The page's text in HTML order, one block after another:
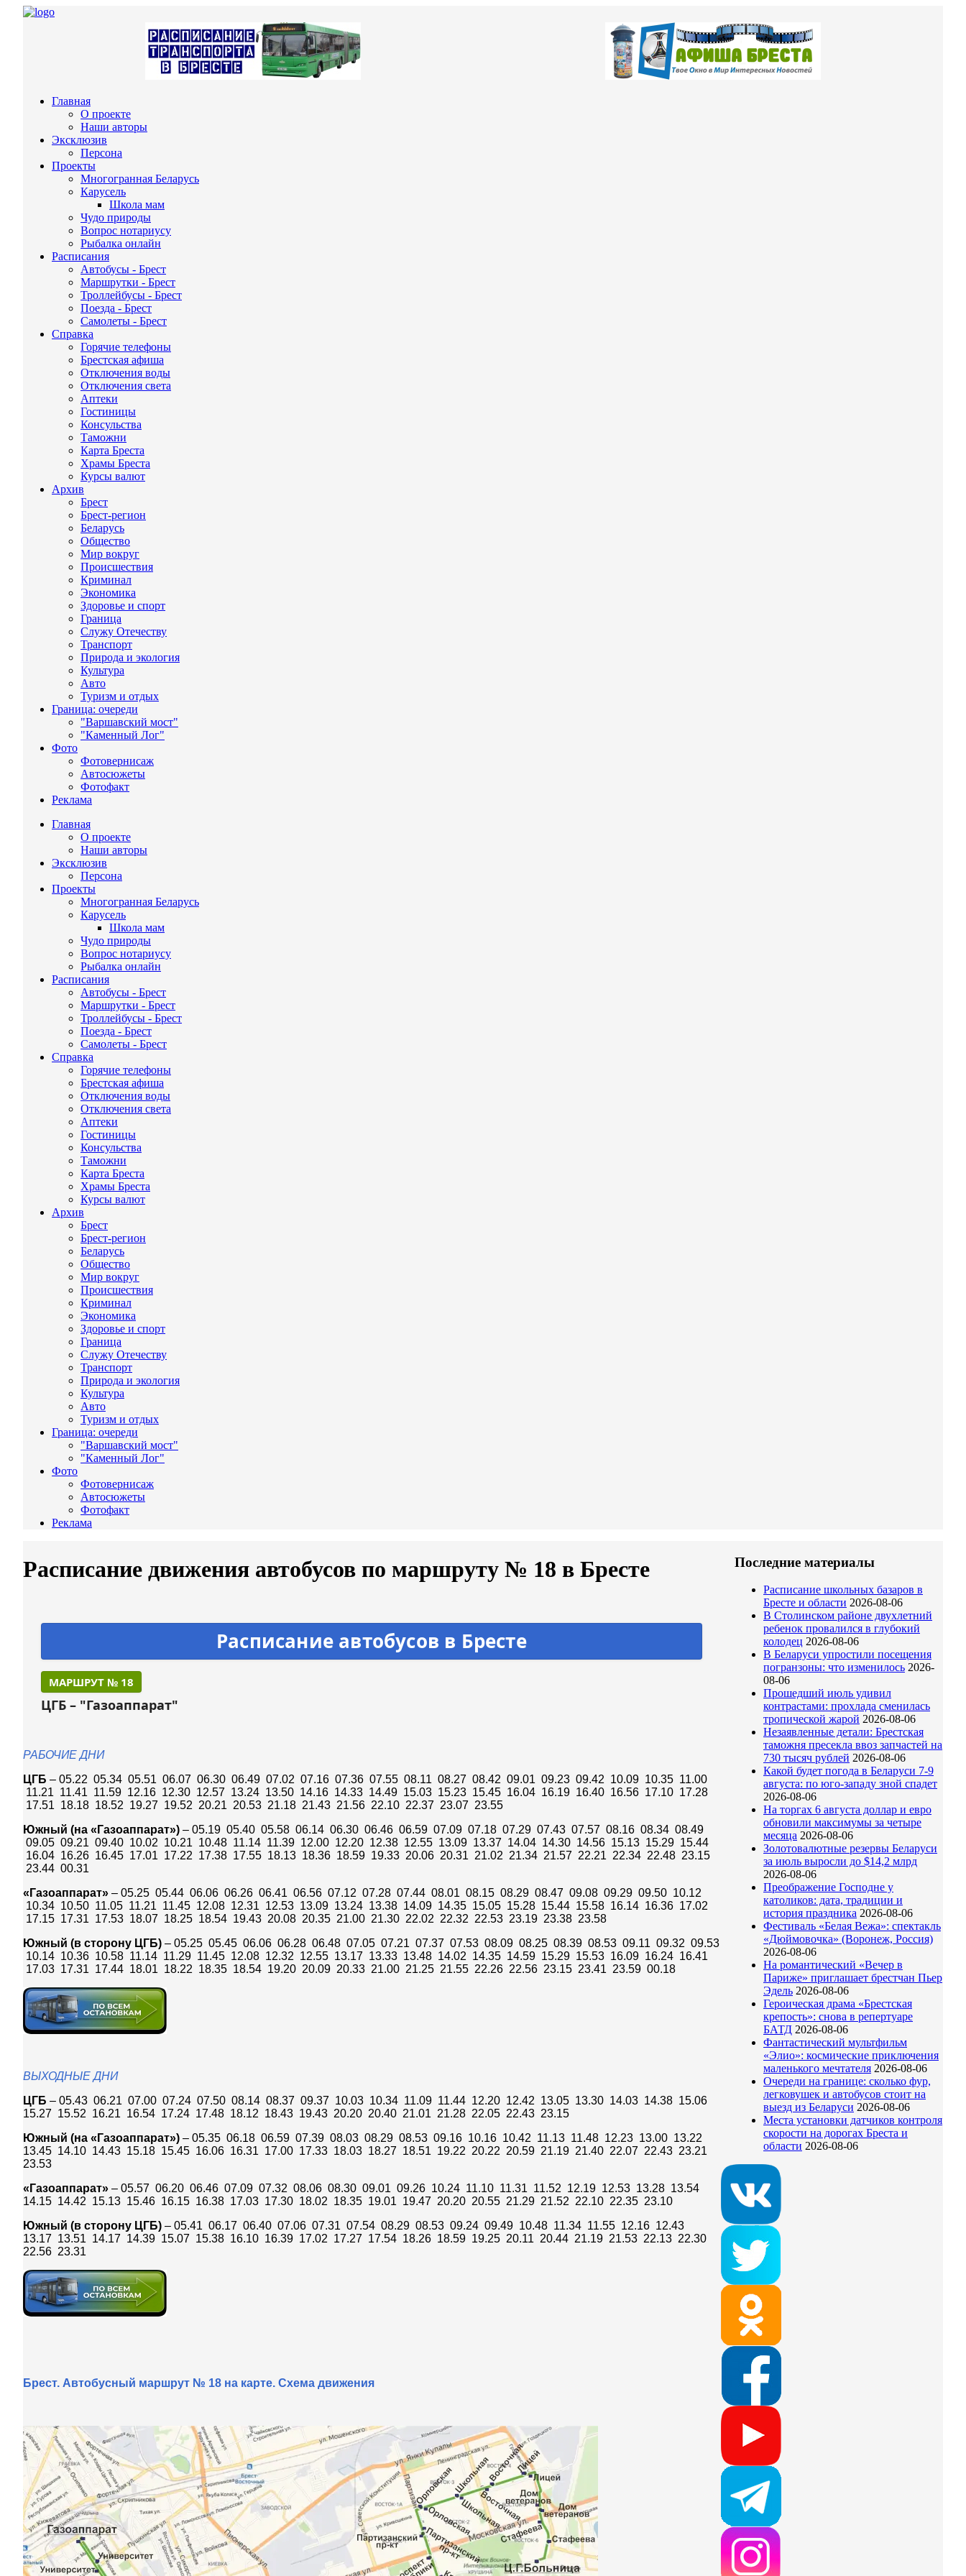
Главная
О проекте
Наши авторы
Эксклюзив
Персона
Проекты
Многогранная Беларусь
Карусель
Школа мам
Чудо природы
Вопрос нотариусу
Рыбалка онлайн
Расписания
Автобусы - Брест
Маршрутки - Брест
Троллейбусы - Брест
Поезда - Брест
Самолеты - Брест
Справка
Горячие телефоны
Брестская афиша
Отключения воды
Отключения света
Аптеки
Гостиницы
Консульства
Таможни
Карта Бреста
Храмы Бреста
Курсы валют
Архив
Брест
Брест-регион
Беларусь
Общество
Мир вокруг
Происшествия
Криминал
Экономика
Здоровье и спорт
Граница
Служу Отечеству
Транспорт
Природа и экология
Культура
Авто
Туризм и отдых
Граница: очереди
"Варшавский мост"
"Каменный Лог"
Фото
Фотовернисаж
Автосюжеты
Фотофакт
Реклама
Главная
О проекте
Наши авторы
Эксклюзив
Персона
Проекты
Многогранная Беларусь
Карусель
Школа мам
Чудо природы
Вопрос нотариусу
Рыбалка онлайн
Расписания
Автобусы - Брест
Маршрутки - Брест
Троллейбусы - Брест
Поезда - Брест
Самолеты - Брест
Справка
Горячие телефоны
Брестская афиша
Отключения воды
Отключения света
Аптеки
Гостиницы
Консульства
Таможни
Карта Бреста
Храмы Бреста
Курсы валют
Архив
Брест
Брест-регион
Беларусь
Общество
Мир вокруг
Происшествия
Криминал
Экономика
Здоровье и спорт
Граница
Служу Отечеству
Транспорт
Природа и экология
Культура
Авто
Туризм и отдых
Граница: очереди
"Варшавский мост"
"Каменный Лог"
Фото
Фотовернисаж
Автосюжеты
Фотофакт
Реклама
Расписание движения автобусов по маршруту № 18 в Бресте
Расписание автобусов в Бресте
МАРШРУТ № 18
ЦГБ – "Газоаппарат"
РАБОЧИЕ ДНИ
ЦГБ – 05.22 05.34 05.51 06.07 06.30 06.49 07.02 07.16 07.36 07.55 08.11 08.27 08.42 09.01 09.23 09.42 10.09 10.35 11.00
11.21 11.41 11.59 12.16 12.30 12.57 13.24 13.50 14.16 14.33 14.49 15.03 15.23 15.45 16.04 16.19 16.40 16.56 17.10 17.28
17.51 18.18 18.52 19.27 19.52 20.21 20.53 21.18 21.43 21.56 22.10 22.37 23.07 23.55
Южный (на «Газоаппарат») – 05.19 05.40 05.58 06.14 06.30 06.46 06.59 07.09 07.18 07.29 07.43 07.57 08.16 08.34 08.49
09.05 09.21 09.40 10.02 10.21 10.48 11.14 11.39 12.00 12.20 12.38 12.55 13.09 13.37 14.04 14.30 14.56 15.13 15.29 15.44
16.04 16.26 16.45 17.01 17.22 17.38 17.55 18.13 18.36 18.59 19.33 20.06 20.31 21.02 21.34 21.57 22.21 22.34 22.48 23.15
23.44 00.31
«Газоаппарат» – 05.25 05.44 06.06 06.26 06.41 06.56 07.12 07.28 07.44 08.01 08.15 08.29 08.47 09.08 09.29 09.50 10.12
10.34 10.50 11.05 11.21 11.45 12.08 12.31 12.53 13.09 13.24 13.38 14.09 14.35 15.05 15.28 15.44 15.58 16.14 16.36 17.02
17.15 17.31 17.53 18.07 18.25 18.54 19.43 20.08 20.35 21.00 21.30 22.02 22.32 22.53 23.19 23.38 23.58
Южный (в сторону ЦГБ) – 05.25 05.45 06.06 06.28 06.48 07.05 07.21 07.37 07.53 08.09 08.25 08.39 08.53 09.11 09.32 09.53
10.14 10.36 10.58 11.14 11.29 11.45 12.08 12.32 12.55 13.17 13.33 13.48 14.02 14.35 14.59 15.29 15.53 16.09 16.24 16.41
17.03 17.31 17.44 18.01 18.22 18.35 18.54 19.20 20.09 20.33 21.00 21.25 21.55 22.26 22.56 23.15 23.41 23.59 00.18
ВЫХОДНЫЕ ДНИ
ЦГБ – 05.43 06.21 07.00 07.24 07.50 08.14 08.37 09.37 10.03 10.34 11.09 11.44 12.20 12.42 13.05 13.30 14.03 14.38 15.06
15.27 15.52 16.21 16.54 17.24 17.48 18.12 18.43 19.43 20.20 20.40 21.01 21.28 22.05 22.43 23.15
Южный (на «Газоаппарат») – 05.35 06.18 06.59 07.39 08.03 08.29 08.53 09.16 10.16 10.42 11.13 11.48 12.23 13.00 13.22
13.45 14.10 14.43 15.18 15.45 16.06 16.31 17.00 17.33 18.03 18.27 18.51 19.22 20.22 20.59 21.19 21.40 22.07 22.43 23.21
23.53
«Газоаппарат» – 05.57 06.20 06.46 07.09 07.32 08.06 08.30 09.01 09.26 10.24 11.10 11.31 11.52 12.19 12.53 13.28 13.54
14.15 14.42 15.13 15.46 16.15 16.38 17.03 17.30 18.02 18.35 19.01 19.47 20.20 20.55 21.29 21.52 22.10 22.35 23.10
Южный (в сторону ЦГБ) – 05.41 06.17 06.40 07.06 07.31 07.54 08.29 08.53 09.24 09.49 10.48 11.34 11.55 12.16 12.43
13.17 13.51 14.17 14.39 15.07 15.38 16.10 16.39 17.02 17.27 17.54 18.26 18.59 19.25 20.11 20.44 21.19 21.53 22.13 22.30
22.56 23.31
Брест. Автобусный маршрут № 18 на карте. Схема движения
Последние материалы
Расписание школьных базаров в
Бресте и области 2026-08-06
В Столинском районе двухлетний
ребенок провалился в глубокий
колодец 2026-08-06
В Беларуси упростили посещения
погранзоны: что изменилось 2026-
08-06
Прошедший июль удивил
контрастами: прохлада сменилась
тропической жарой 2026-08-06
Незаявленные детали: Брестская
таможня пресекла ввоз запчастей на
730 тысяч рублей 2026-08-06
Какой будет погода в Беларуси 7-9
августа: по юго-западу зной спадет
2026-08-06
На торгах 6 августа доллар и евро
обновили максимумы за четыре
месяца 2026-08-06
Золотовалютные резервы Беларуси
за июль выросли до $14,2 млрд
2026-08-06
Преображение Господне у
католиков: дата, традиции и
история праздника 2026-08-06
Фестиваль «Белая Вежа»: спектакль
«Дюймовочка» (Воронеж, Россия)
2026-08-06
На романтический «Вечер в
Париже» приглашает брестчан Пьер
Эдель 2026-08-06
Героическая драма «Брестская
крепость»: снова в репертуаре
БАТД 2026-08-06
Фантастический мультфильм
«Элио»: космические приключения
маленького мечтателя 2026-08-06
Очереди на границе: сколько фур,
легковушек и автобусов стоит на
выезд из Беларуси 2026-08-06
Места установки датчиков контроля
скорости на дорогах Бреста и
области 2026-08-06